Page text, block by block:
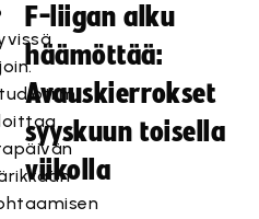
F-liigan alku
häämöttää:
Avauskierrokset
syyskuun toisella
viikolla